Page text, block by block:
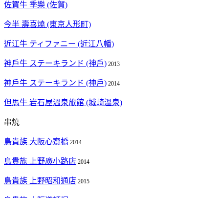
佐賀牛 季樂 (佐賀)
今半 壽喜燒 (東京人形町)
近江牛 ティファニー (近江八幡)
神戶牛 ステーキランド (神戶) 2013
神戶牛 ステーキランド (神戶) 2014
但馬牛 岩石屋溫泉旅館 (城崎溫泉)
串燒
鳥貴族 大阪心齋橋 2014
鳥貴族 上野廣小路店 2014
鳥貴族 上野昭和通店 2015